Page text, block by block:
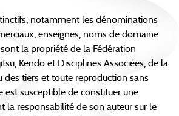
notamment les dénominations
enseignes, noms de domaine
la propriété de la Fédération
Kendo et Disciplines Associées, de la
des tiers et toute reproduction sans
est susceptible de constituer une
la responsabilité de son auteur sur le